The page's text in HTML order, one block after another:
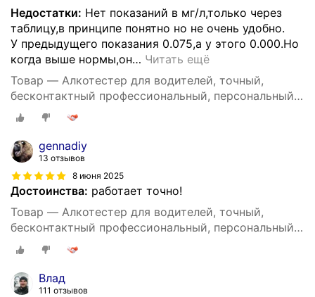
Недостатки: Нет показаний в мг/л,только через
таблицу,в принципе понятно но не очень удобно.
У предыдущего показания 0.075,а у этого 0.000.Но
когда выше нормы,он… Читать ещё
Товар — Алкотестер для водителей, точный,
бесконтактный профессиональный, персональный
DG shop
gennadiy
13 отзывов
8 июня 2025
Достоинства: работает точно!
Товар — Алкотестер для водителей, точный,
бесконтактный профессиональный, персональный
DG shop
Влад
111 отзывов